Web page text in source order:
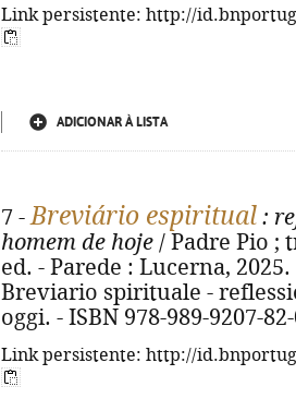
Link persistente: http://
ADICIONAR À LISTA
7 -Breviário espiritual :
homem de hoje / Padre Pio ;
ed. - Parede : Lucerna,
Breviario spirituale -
oggi. - ISBN 978-989-9207-
Link persistente: http://